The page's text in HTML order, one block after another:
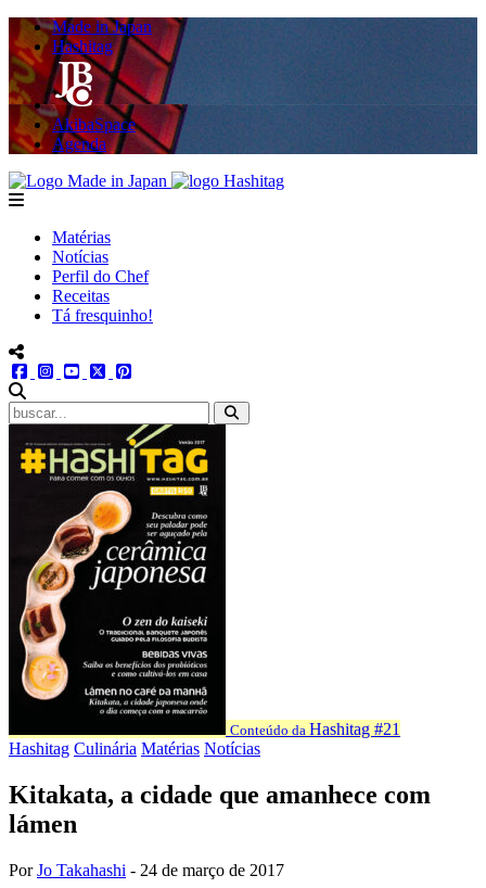
Made in Japan
Hashitag
AkibaSpace
Agenda
Powered By Made in Japan
Hashitag
menu
Matérias
Notícias
Perfil do Chef
Receitas
Tá fresquinho!
menu redes social
facebookinstagram
youtube
twitter
Conteúdo da Hashitag #21
Hashitag Culinária Matérias Notícias
Kitakata, a cidade que amanhece com
lámen
PorJo Takahashi - 24 de março de 2017